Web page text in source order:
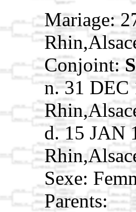
Mariage:
Conjoint:
n. 31 DEC
d. 15 JAN
Sexe:
Parents: